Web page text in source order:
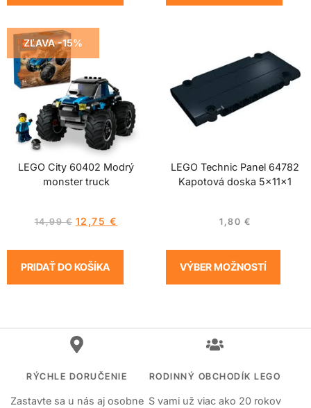
ZĽAVA -15%
LEGO City 60402 Modrý
monster truck
14,99€ 12,75 €
PRIDAŤ DO KOŠÍKA
LEGO Technic Panel 64782
Kapotová doska 5x11x1
1,80 €
VÝBER MOŽNOSTÍ
RÝCHLE DORUČENIE
Zastavte sa u nás aj osobne
RODINNÝ OBCHODÍK LEGO
S vami už viac ako 20 rokov